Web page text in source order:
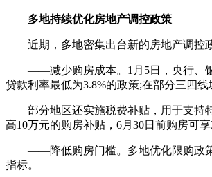
多地持续优化房地产调控政策
近期，多地密集出台新的房地产调控政
——减少购房成本。1月5日，央行、银
贷款利率最低为3.8%的政策;在部分三四
部分地区还实施税费补贴，用于支持特
高10万元的购房补贴，6月30日前购房可
——降低购房门槛。多地优化限购政策
指标。